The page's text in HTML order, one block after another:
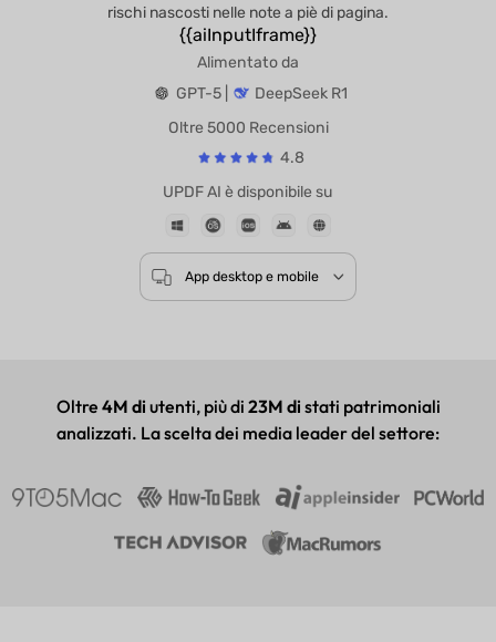
rischi nascosti nelle note a piè di pagina.
{{aiInputIframe}}
Alimentato da
GPT-5 |
DeepSeek R1
UPDF AI è disponibile su
Oltre 4M di utenti, più di 23M di stati patrimoniali
analizzati. La scelta dei media leader del settore: